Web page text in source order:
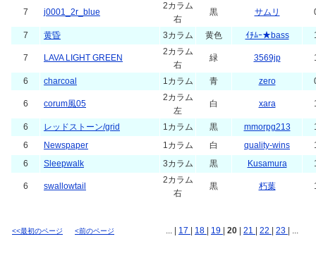
7 j0001_2r_blue
2カラム
右
黒 サムリ
7 黄昏 3カラム 黄色 ｲﾁﾑｰ★bass
7 LAVA LIGHT GREEN
2カラム
右
緑 3569jp
6 charcoal 1カラム 青 zero
6 corum風05
2カラム
左
白 xara
6 レッドストーン/grid 1カラム 黒 mmorpg213
6
Newspaper 1カラム 白 quality-wins
6
Sleepwalk 3カラム 黒 Kusamura
6 swallowtail
2カラム
右
黒 朽葉
<<最初のページ <前のページ ... | 17 18 19 20 21 22 23 | ...